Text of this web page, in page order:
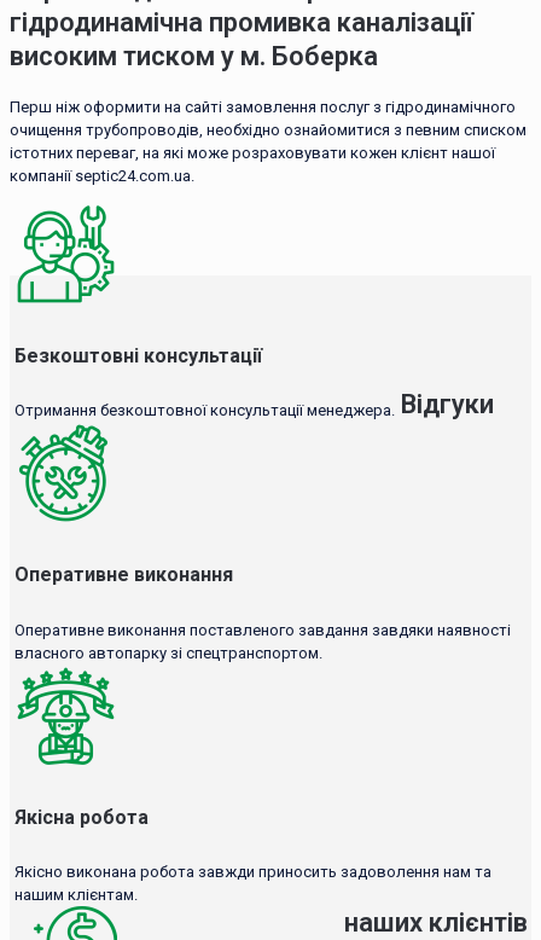
гідродинамічна промивка каналізації
високим тиском у м. Боберка
Перш ніж оформити на сайті замовлення послуг з гідродинамічного
очищення трубопроводів, необхідно ознайомитися з певним списком
істотних переваг, на які може розраховувати кожен клієнт нашої
компанії septic24.com.ua.
Безкоштовні консультації
Отримання безкоштовної консультації менеджера.
Оперативне виконання
Оперативне виконання поставленого завдання завдяки наявності
власного автопарку зі спецтранспортом.
Якісна робота
Якісно виконана робота завжди приносить задоволення нам та
нашим клієнтам.
Відгуки
наших клієнтів